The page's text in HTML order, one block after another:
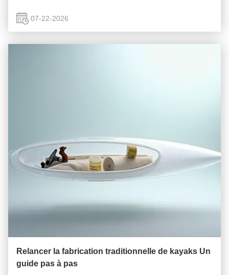
...
07-22-2026
Relancer la fabrication traditionnelle de kayaks Un
guide pas à pas